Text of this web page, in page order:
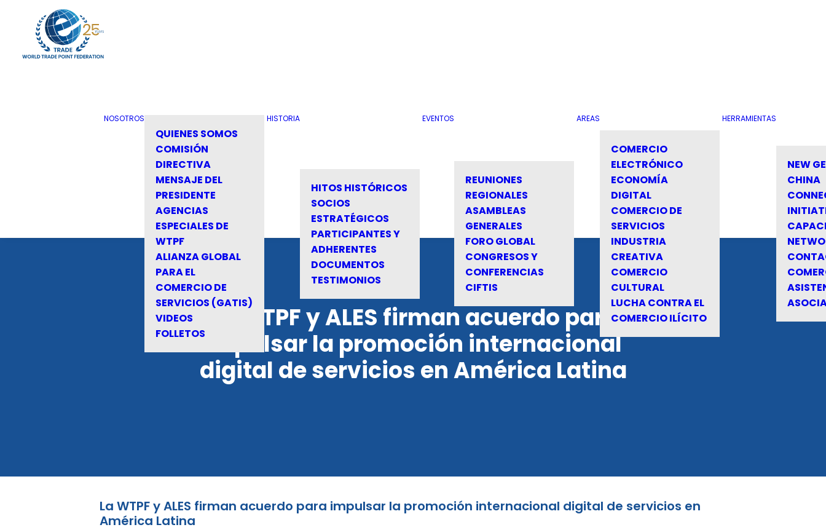
NOSOTROS
QUIENES SOMOS
COMISIÓN
DIRECTIVA
MENSAJE DEL
PRESIDENTE
AGENCIAS
ESPECIALES DE
WTPF
ALIANZA GLOBAL
PARA EL
COMERCIO DE
SERVICIOS (GATIS)
VIDEOS
FOLLETOS
HISTORIA
HITOS HISTÓRICOS
SOCIOS
ESTRATÉGICOS
PARTICIPANTES Y
ADHERENTES
DOCUMENTOS
TESTIMONIOS
EVENTOS
REUNIONES
REGIONALES
ASAMBLEAS
GENERALES
FORO GLOBAL
CONGRESOS Y
CONFERENCIAS
CIFTIS
AREAS
COMERCIO
ELECTRÓNICO
ECONOMÍA
DIGITAL
COMERCIO DE
SERVICIOS
INDUSTRIA
CREATIVA
COMERCIO
CULTURAL
LUCHA CONTRA EL
COMERCIO ILÍCITO
HERRAMIENTAS
NEW
CHINA
La WTPF y ALES firman acuerdo para
impulsar la promoción internacional
digital de servicios en América Latina
La WTPF y ALES firman acuerdo para impulsar la promoción internacional digital de servicios en
América Latina